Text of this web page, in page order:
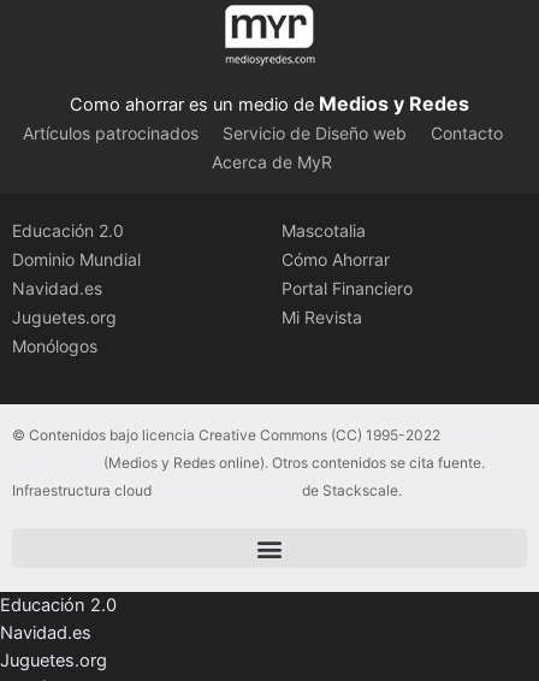
Como ahorrar es un medio de Medios y Redes
Artículos patrocinados Servicio de Diseño web
Contacto
Acerca de MyR
Educación 2.0
Dominio Mundial
Navidad.es
Juguetes.org
Monólogos
Mascotalia
Cómo Ahorrar
Portal Financiero
Mi Revista
© Contenidos bajo licencia Creative Commons (CC) 1995-2022
(Medios y Redes online). Otros contenidos se cita fuente.
Infraestructura cloud
de Stackscale.
Educación 2.0
Navidad.es
Juguetes.org